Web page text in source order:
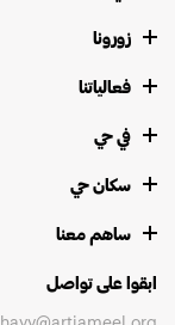
زورونا
فعالياتنا
في حي
سكان حي
ساهم معنا
ابقوا على تواصل